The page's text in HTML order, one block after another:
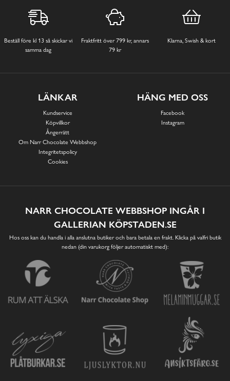
Beställ före kl 13 så skickar vi
samma dag
Fraktfritt över 799 kr, annars
79 kr
Klarna, Swish & kort
LÄNKAR
Kundservice
Köpvillkor
Ångerrätt
Om Narr Chocolate Webbshop
Integritetspolicy
Cookies
HÄNG MED OSS
Facebook
Instagram
NARR CHOCOLATE WEBBSHOP INGÅR I
GALLERIAN KÖPSTADEN.SE
Hos oss kan du handla i alla anslutna butiker och bara betala en frakt. Klicka på valfri butik
nedan (din varukorg följer automatiskt med):